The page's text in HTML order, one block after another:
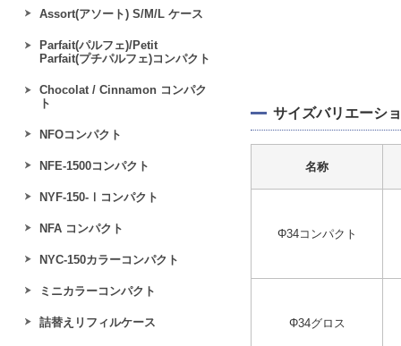
サイズバリエーシ
名称
Φ34コンパクト
Φ34グロス
Assort(アソート) S/M/L ケース
Parfait(パルフェ)/Petit
Parfait(プチパルフェ)コンパクト
Chocolat / Cinnamon コンパク
ト
NFOコンパクト
NFE‐1500コンパクト
NYF-150-Ⅰコンパクト
NFA コンパクト
NYC-150カラーコンパクト
ミニカラーコンパクト
詰替えリフィルケース